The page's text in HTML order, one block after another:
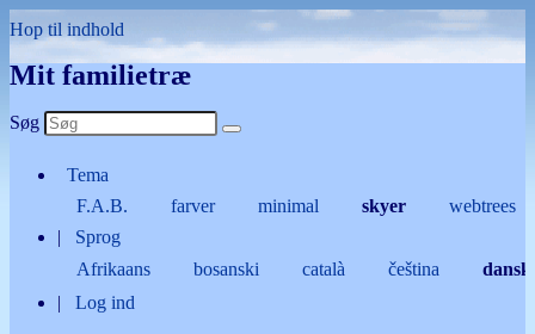
Hop til indhold
Mit familietræ
Søg
Tema
F.A.B.
farver minimal skyer
webtrees
Sprog
Afrikaans
bosanski català čeština
dansk
Log ind